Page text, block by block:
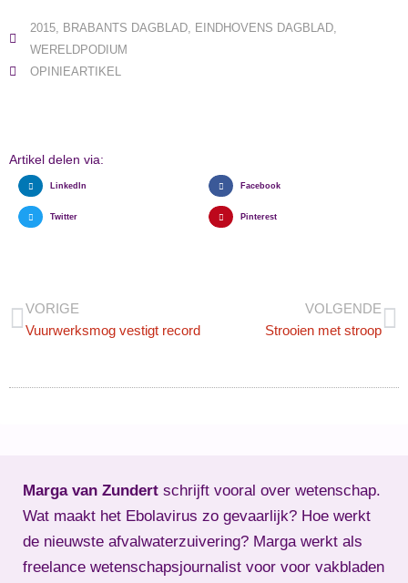
2015, BRABANTS DAGBLAD, EINDHOVENS DAGBLAD,
WERELDPODIUM
OPINIEARTIKEL
Artikel delen via:
LinkedIn Facebook
Twitter Pinterest
VORIGE
Vuurwerksmog vestigt record
VOLGENDE
Strooien met stroop
Marga van Zundert schrijft vooral over wetenschap.
Wat maakt het Ebolavirus zo gevaarlijk? Hoe werkt
de nieuwste afvalwaterzuivering? Marga werkt als
freelance wetenschapsjournalist voor voor vakbladen